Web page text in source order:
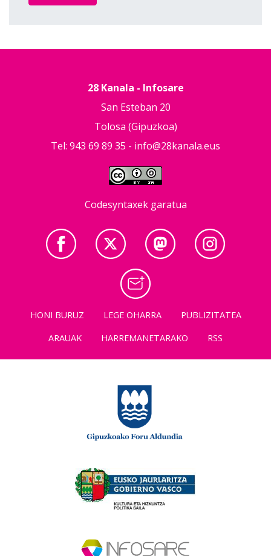
28 Kanala - Infosare
San Esteban 20
Tolosa (Gipuzkoa)
Tel: 943 69 89 35 - info@28kanala.eus
Codesyntaxek garatua
HONI BURUZ LEGE OHARRA
PUBLIZITATEA
ARAUAK
HARREMANETARAKO RSS